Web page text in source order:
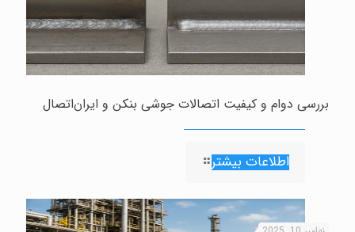
بررسی دوام و کیفیت اتصالات جوشی بنکن و ایران‌اتصال
اطلاعات بیشتر